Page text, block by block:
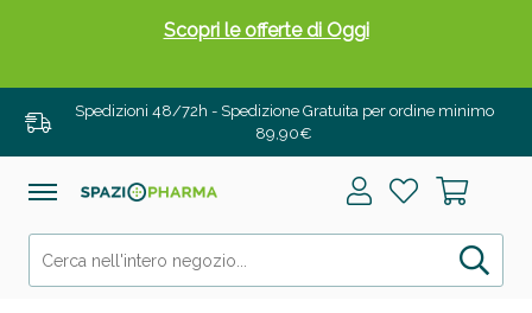
Spedizioni 48/72h - Spedizione Gratuita per ordine minimo
89,90€
Scopri le offerte di Oggi